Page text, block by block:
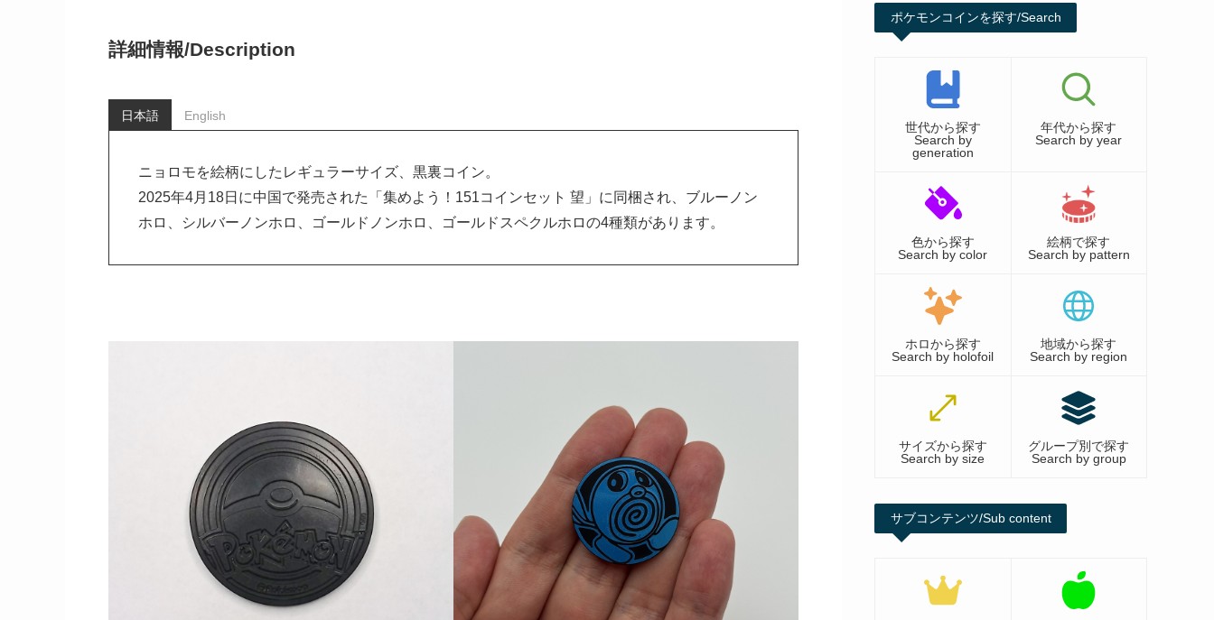
詳細情報/Description
日本語 English
ニョロモを絵柄にしたレギュラーサイズ、黒裏コイン。
2025年4月18日に中国で発売された「集めよう！151コインセット 望」に同梱され、ブルーノン
ホロ、シルバーノンホロ、ゴールドノンホロ、ゴールドスペクルホロの4種類があります。
ポケモンコインを探す/Search
世代から探す
Search by
generation
年代から探す
Search by year
色から探す
Search by color
絵柄で探す
Search by pattern
ホロから探す
Search by holofoil
地域から探す
Search by region
サイズから探す
Search by size
グループ別で探す
Search by group
サブコンテンツ/Sub content